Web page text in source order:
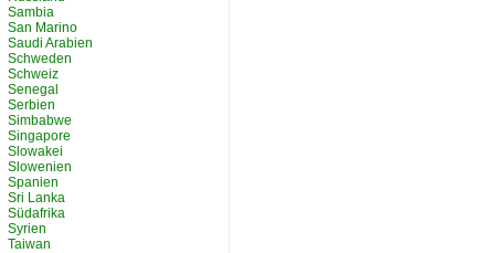
Sambia
San Marino
Saudi Arabien
Schweden
Schweiz
Senegal
Serbien
Simbabwe
Singapore
Slowakei
Slowenien
Spanien
Sri Lanka
Südafrika
Syrien
Taiwan